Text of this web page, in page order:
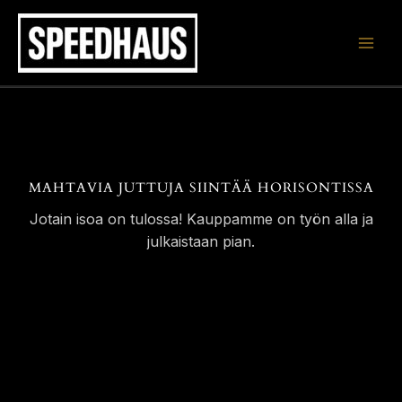
Siirry
sisältöön
MAHTAVIA JUTTUJA SIINTÄÄ HORISONTISSA
Jotain isoa on tulossa! Kauppamme on työn alla ja
julkaistaan pian.